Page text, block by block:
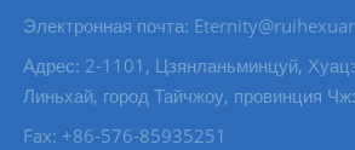
Электронная почта:
Адрес: 2-1101, Цзянланьминцуй,
Линьхай, город Тайчжоу, провинция
Fax: +86-576-85935251